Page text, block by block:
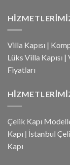
Villa Kapısı |
Lüks Villa Kapısı |
Fiyatları
Çelik Kapı
Kapı | İstanbul
Kapı